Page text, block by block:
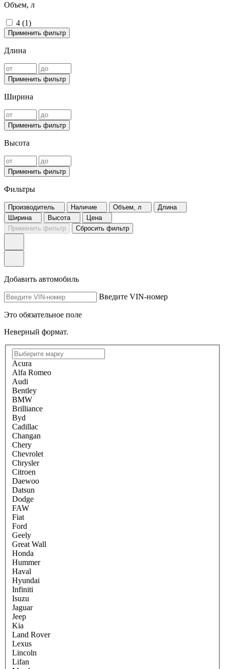
Объем, л
4 (1)
Применить фильтр
Длина
Применить фильтр
Ширина
Применить фильтр
Высота
Применить фильтр
Фильтры
Производитель Наличие Объем, л
Длина
Ширина
Высота
Цена
Применить фильтр
Сбросить фильтр
Добавить автомобиль
Введите VIN-номер
Это обязательное поле
Неверный формат.
Acura
Alfa Romeo
Audi
Bentley
BMW
Brilliance
Byd
Cadillac
Changan
Chery
Chevrolet
Chrysler
Citroen
Daewoo
Datsun
Dodge
FAW
Fiat
Ford
Geely
Great Wall
Honda
Hummer
Haval
Hyundai
Infiniti
Isuzu
Jaguar
Jeep
Kia
Land Rover
Lexus
Lincoln
Lifan